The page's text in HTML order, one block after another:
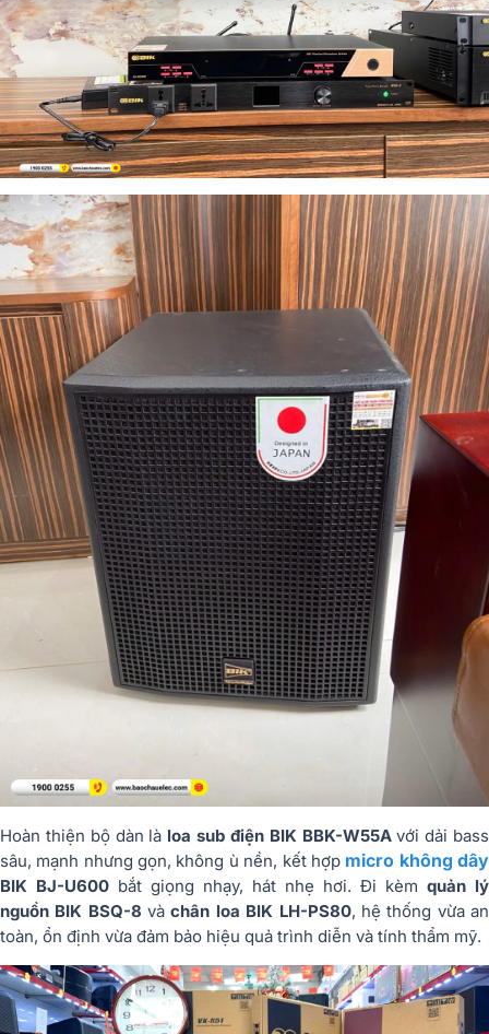
Hoàn thiện bộ dàn là loa sub điện BIK BBK-W55Avới dải bass
sâu, mạnh nhưng gọn, không ù nền, kết hợp micro không dây
BIK BJ-U600 bắt giọng nhạy, hát nhẹ hơi. Đi kèm quản lý
nguồn BIK BSQ-8 vàchân loa BIK LH-PS80, hệ thống vừa an
toàn, ổn định vừa đảm bảo hiệu quả trình diễn và tính thẩm mỹ.